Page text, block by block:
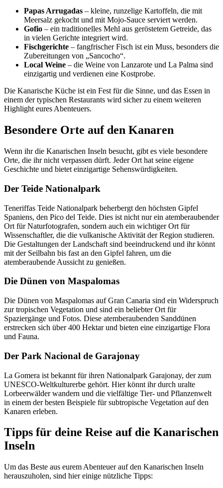
Papas Arrugadas – kleine, runzelige Kartoffeln, die mit
Meersalz gekocht und mit Mojo-Sauce serviert werden.
Gofio – ein traditionelles Mehl aus geröstetem Getreide, das
in vielen Gerichte integriert wird.
Fischgerichte – fangfrischer Fisch ist ein Muss, besonders die
Zubereitungen von „Sancocho“.
Local Weine – die Weine von Lanzarote und La Palma sind
einzigartig und verdienen eine Kostprobe.
Die Kanarische Küche ist ein Fest für die Sinne, und das Essen in
einem der typischen Restaurants wird sicher zu einem weiteren
Highlight eures Abenteuers.
Besondere Orte auf den Kanaren
Wenn ihr die Kanarischen Inseln besucht, gibt es viele besondere
Orte, die ihr nicht verpassen dürft. Jeder Ort hat seine eigene
Geschichte und bietet einzigartige Sehenswürdigkeiten.
Der Teide Nationalpark
Teneriffas Teide Nationalpark beherbergt den höchsten Gipfel
Spaniens, den Pico del Teide. Dies ist nicht nur ein atemberaubender
Ort für Naturfotografen, sondern auch ein wichtiger Ort für
Wissenschaftler, die die vulkanische Aktivität der Region studieren.
Die Gestaltungen der Landschaft sind beeindruckend und ihr könnt
mit der Seilbahn bis fast an den Gipfel fahren, um die
atemberaubende Aussicht zu genießen.
Die Dünen von Maspalomas
Die Dünen von Maspalomas auf Gran Canaria sind ein Widerspruch
zur tropischen Vegetation und sind ein beliebter Ort für
Spaziergänge und Fotos. Diese atemberaubenden Sanddünen
erstrecken sich über 400 Hektar und bieten eine einzigartige Flora
und Fauna.
Der Park Nacional de Garajonay
La Gomera ist bekannt für ihren Nationalpark Garajonay, der zum
UNESCO-Weltkulturerbe gehört. Hier könnt ihr durch uralte
Lorbeerwälder wandern und die vielfältige Tier- und Pflanzenwelt
in einem der besten Beispiele für subtropische Vegetation auf den
Kanaren erleben.
Tipps für deine Reise auf die Kanarischen
Inseln
Um das Beste aus eurem Abenteuer auf den Kanarischen Inseln
herauszuholen, sind hier einige nützliche Tipps: